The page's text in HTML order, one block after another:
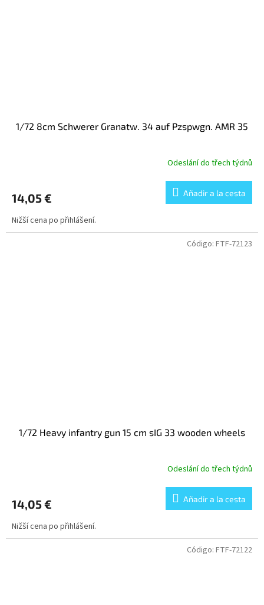
1/72 8cm Schwerer Granatw. 34 auf Pzspwgn. AMR 35
Odeslání do třech týdnů
14,05 € Añadir a la cesta
Nižší cena po přihlášení.
1/72 Heavy infantry gun 15 cm sIG 33 wooden wheels
Odeslání do třech týdnů
14,05 € Añadir a la cesta
Nižší cena po přihlášení.
Código: FTF-72123
Código: FTF-72122